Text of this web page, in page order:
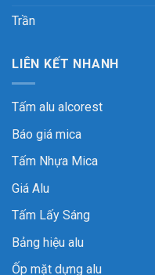
Trần
LIÊN KẾT NHANH
Tấm alu alcorest
Báo giá mica
Tấm Nhựa Mica
Giá Alu
Tấm Lấy Sáng
Bảng hiệu alu
Ốp mặt dựng alu